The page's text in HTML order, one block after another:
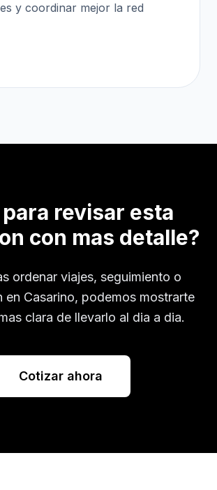
y coordinar mejor la red
revisar esta
con mas detalle?
ordenar viajes, seguimiento o
en Casarino, podemos mostrarte
clara de llevarlo al dia a dia.
Cotizar ahora